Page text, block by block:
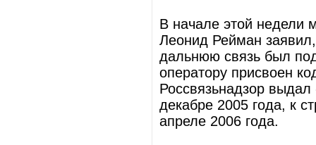
В начале этой недели
Леонид Рейман
дальнюю связь был
оператору присвоен
Россвязьнадзор
декабре 2005 года, к
апреле 2006 года.